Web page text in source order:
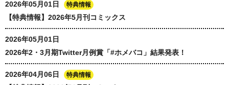
2026年05月01日 特典情報
【特典情報】2026年5月刊コミックス
2026年05月01日
2026年2・3月期Twitter月例賞「#ホメバコ」結果発表！
2026年04月06日 特典情報